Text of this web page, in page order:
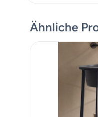
Ähnliche